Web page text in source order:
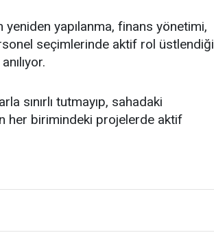
yapılanma, finans yönetimi,
seçimlerinde aktif rol üstlendiği
sınırlı tutmayıp, sahadaki
her birimindeki projelerde aktif